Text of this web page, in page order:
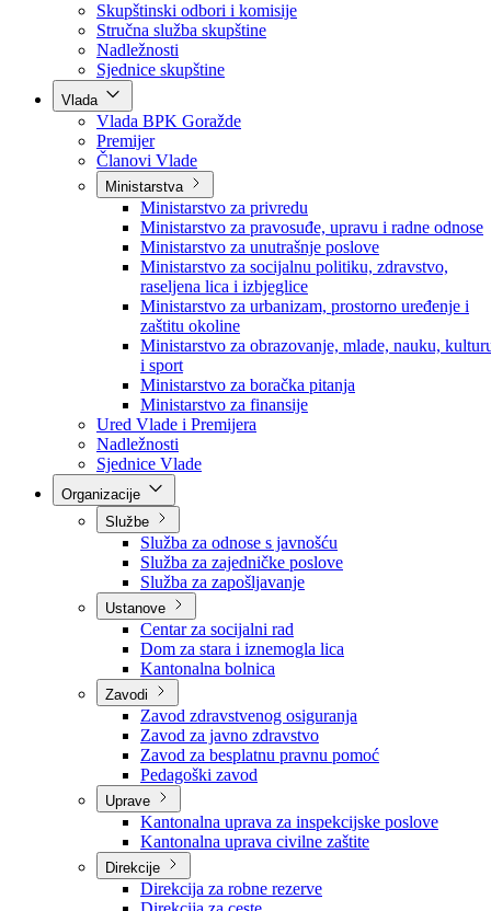
Poslanici po strankama
Poslanici po klubovima naroda
Kolegij skupštine
Skupštinski odbori i komisije
Stručna služba skupštine
Nadležnosti
Sjednice skupštine
Vlada
Vlada BPK Goražde
Premijer
Članovi Vlade
Ministarstva
Ministarstvo za privredu
Ministarstvo za pravosuđe, upravu i radne odnose
Ministarstvo za unutrašnje poslove
Ministarstvo za socijalnu politiku, zdravstvo,
raseljena lica i izbjeglice
Ministarstvo za urbanizam, prostorno uređenje i
zaštitu okoline
Ministarstvo za obrazovanje, mlade, nauku,
i sport
Ministarstvo za boračka pitanja
Ministarstvo za finansije
Ured Vlade i Premijera
Nadležnosti
Sjednice Vlade
Službe
Služba za odnose s javnošću
Služba za zajedničke poslove
Služba za zapošljavanje
Ustanove
Centar za socijalni rad
Dom za stara i iznemogla lica
Kantonalna bolnica
Zavodi
Zavod zdravstvenog osiguranja
Zavod za javno zdravstvo
Zavod za besplatnu pravnu pomoć
Pedagoški zavod
Uprave
Kantonalna uprava za inspekcijske poslove
Kantonalna uprava civilne zaštite